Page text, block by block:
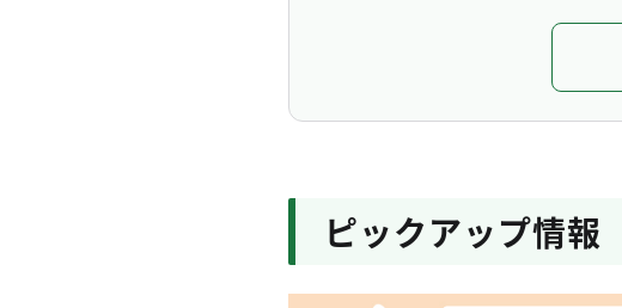
産業廃棄物処理業者に対する行
NEW 環境局
廃食用油回収促進に係る事業
ピックアップ情報